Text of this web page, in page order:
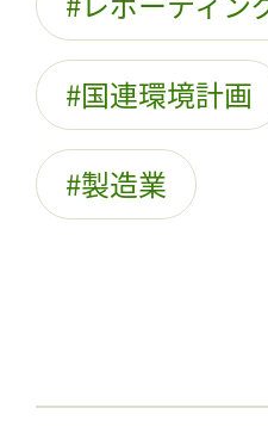
国連環境計画
製造業